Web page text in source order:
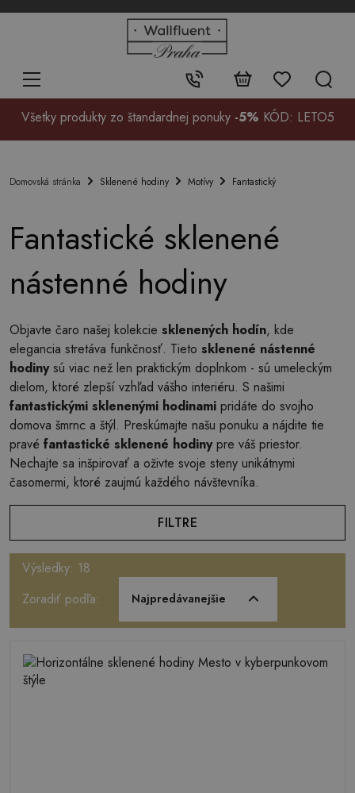
Kontakt:
+48
99
Všetky produkty zo štandardnej ponuky -5% KÓD: LETO5
Domovská stránka Sklenené hodiny Motívy Fantastický
Fantastické sklenené
nástenné hodiny
Objavte čaro našej kolekcie sklenených hodín, kde
elegancia stretáva funkčnosť. Tieto sklenené nástenné
hodinysú viac než len praktickým doplnkom - sú umeleckým
dielom, ktoré zlepší vzhľad vášho interiéru. S našimi
fantastickými sklenenými hodinami pridáte do svojho
domova šmrnc a štýl. Preskúmajte našu ponuku a nájdite tie
pravé fantastické sklenené hodinypre váš priestor.
Nechajte sa inšpirovať a oživte svoje steny unikátnymi
časomermi, ktoré zaujmú každého návštevníka.
FILTRE
Výsledky: 18
Zoradiť podľa:
Najpredávanejšie